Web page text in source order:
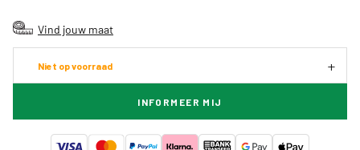
Vind jouw maat
Niet op voorraad
INFORMEER MIJ